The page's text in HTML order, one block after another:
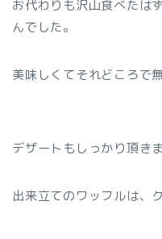
お代わりも沢山食べたは
んでした。
美味しくてそれどころで
デザートもしっかり頂きま
出来立てのワッフルは、